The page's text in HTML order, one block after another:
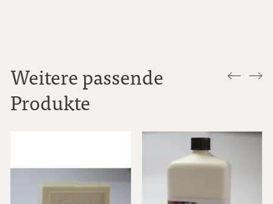
Weitere passende
Produkte